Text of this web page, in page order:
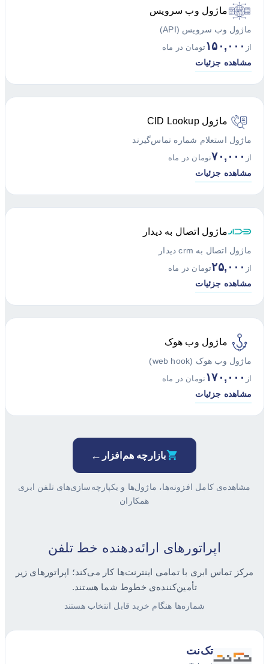
ماژول وب سرویس
ماژول وب سرویس (API)
از ۱۵۰,۰۰۰تومان در ماه
مشاهده جزئیات
ماژول CID Lookup
ماژول استعلام شماره تماس‌گیرند
از ۷۰,۰۰۰تومان در ماه
مشاهده جزئیات
ماژول اتصال به دیدار
ماژول اتصال به crm دیدار
از ۲۵,۰۰۰تومان در ماه
مشاهده جزئیات
ماژول وب هوک
ماژول وب هوک (web hook)
از ۱۷۰,۰۰۰تومان در ماه
مشاهده جزئیات
بازارچه هم‌افزار ←
مشاهده‌ی کامل افزونه‌ها، ماژول‌ها و یکپارچه‌سازی‌های تلفن ابری
همکاران
اپراتورهای ارائه‌دهنده خط تلفن
مرکز تماس ابری با تمامی اینترنت‌ها کار می‌کند؛ اپراتورهای زیر
تأمین‌کننده‌ی خطوط شما هستند.
شماره‌ها هنگام خرید قابل انتخاب هستند
تک‌نت